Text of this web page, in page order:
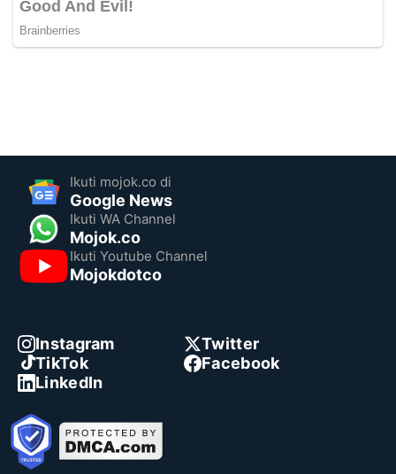
Ikuti mojok.co di
Google News
Ikuti WA Channel
Mojok.co
Ikuti Youtube Channel
Mojokdotco
Instagram
Twitter
TikTok
Facebook
LinkedIn